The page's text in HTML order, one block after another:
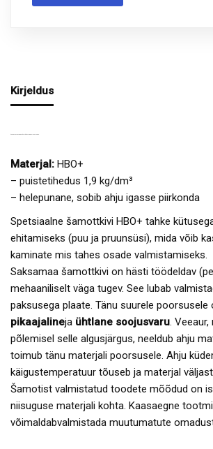
Kirjeldus
Materjal: HBO+
– puistetihedus 1,9 kg/dm³
– helepunane, sobib ahju igasse piirkonda
Spetsiaalne šamottkivi HBO+ tahke
ehitamiseks (puu ja pruunsüsi), mida võib
kaminate mis tahes osade valmistamiseks.
Saksamaa šamottkivi on hästi töödeldav
mehaaniliselt väga tugev. See lubab
paksusega plaate. Tänu suurele poorsusele
pikaajalineja ühtlane soojusvaru. Veeaur,
põlemisel selle algusjärgus, neeldub ahju
toimub tänu materjali poorsusele. Ahju
käigustemperatuur tõuseb ja materjal
Šamotist valmistatud toodete mõõdud on
niisuguse materjali kohta. Kaasaegne
võimaldabvalmistada muutumatute